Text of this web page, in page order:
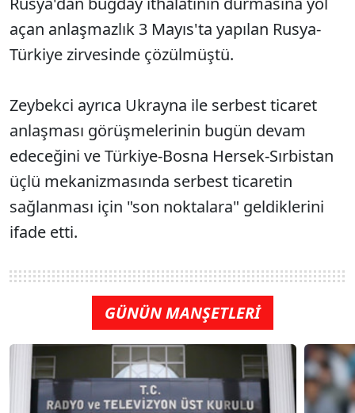
açan anlaşmazlık 3 Mayıs'ta yapılan Rusya-
Türkiye zirvesinde çözülmüştü.
Zeybekci ayrıca Ukrayna ile serbest ticaret
anlaşması görüşmelerinin bugün devam
edeceğini ve Türkiye-Bosna Hersek-Sırbistan
üçlü mekanizmasında serbest ticaretin
sağlanması için "son noktalara" geldiklerini
ifade etti.
GÜNÜN MANŞETLERİ